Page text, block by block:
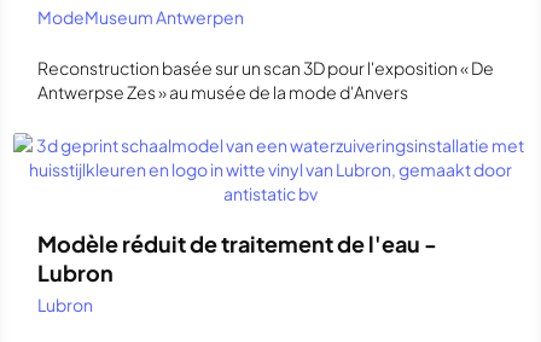
ModeMuseum Antwerpen
Reconstruction basée sur un scan 3D pour l'exposition « De
Antwerpse Zes » au musée de la mode d'Anvers
Modèle réduit de traitement de l'eau -
Lubron
Lubron